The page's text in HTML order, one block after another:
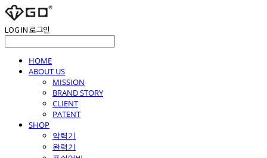
LOG IN로그인
HOME
ABOUT US
MISSION
BRAND STORY
CLIENT
PATENT
SHOP
악력기
완력기